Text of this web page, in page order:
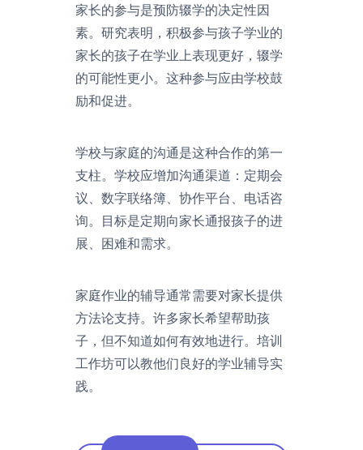
家长的参与是预防辍学的决定性因
素。研究表明，积极参与孩子学业的
家长的孩子在学业上表现更好，辍学
的可能性更小。这种参与应由学校鼓
励和促进。
学校与家庭的沟通是这种合作的第一
支柱。学校应增加沟通渠道：定期会
议、数字联络簿、协作平台、电话咨
询。目标是定期向家长通报孩子的进
展、困难和需求。
家庭作业的辅导通常需要对家长提供
方法论支持。许多家长希望帮助孩
子，但不知道如何有效地进行。培训
工作坊可以教他们良好的学业辅导实
践。